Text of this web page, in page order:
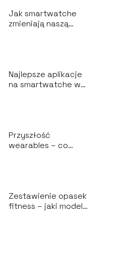
Jak smartwatche
zmieniają naszą
Najlepsze aplikacje
na smartwatche w
Przyszłość
wearables – co
Zestawienie opasek
fitness – jaki model